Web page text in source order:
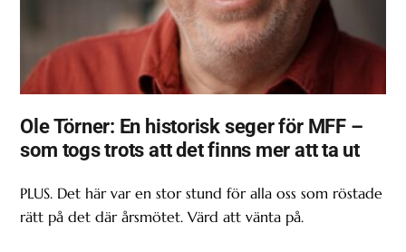
Ole Törner: En historisk seger för MFF –
som togs trots att det finns mer att ta ut
PLUS. Det här var en stor stund för alla oss som röstade
rätt på det där årsmötet. Värd att vänta på.